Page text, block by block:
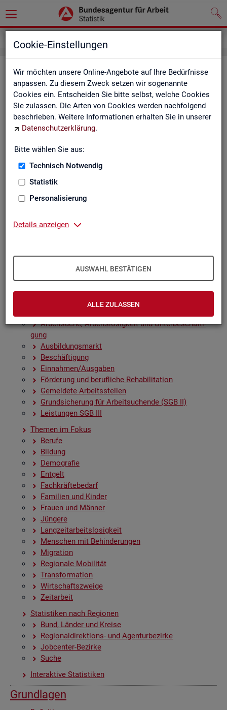
Cookie-Einstellungen
Wir möchten unsere Online-Angebote auf Ihre Bedürfnisse
anpassen. Zu diesem Zweck setzen wir sogenannte
Cookies ein. Entscheiden Sie bitte selbst, welche Cookies
Sie zulassen. Die Arten von Cookies werden nachfolgend
beschrieben. Weitere Informationen erhalten Sie in unserer
Datenschutzerklärung.
Bitte wählen Sie aus:
Technisch Notwendig
Statistik
Personalisierung
Details anzeigen
AUSWAHL BESTÄTIGEN
ALLE ZULASSEN
In­halts­ver­zeich­nis
Sta­tis­ti­ken
Rund­schau Ar­beits­markt
Mo­nats­be­richt
Eck­wer­te des Ar­beits­mark­tes und der Grund­si­che­
rung
Eck­wer­te Ar­beits­markt
Ar­beits­markt in Deutsch­land
Zah­len, Daten, Fak­ten - Struk­tur­da­ten und -in­di­ka­to­
Früh­in­di­ka­to­ren für den Ar­beits­markt
Sai­son­be­rei­nig­te Zeit­rei­hen
Ar­beit­su­che, Ar­beits­lo­sig­keit und Un­ter­be­schäf­ti­
gung
Aus­bil­dungs­markt
Be­schäf­ti­gung
Ein­nah­men/Aus­ga­ben
För­de­rung und be­ruf­li­che Re­ha­bi­li­ta­ti­on
Ge­mel­de­te Ar­beits­stel­len
Grund­si­che­rung für Ar­beit­su­chen­de (SGB II)
Leis­tun­gen SGB III
The­men im Fokus
Be­ru­fe
Bil­dung
De­mo­gra­fie
Ent­gelt
Fach­kräf­te­be­darf
Fa­mi­li­en und Kin­der
Frau­en und Män­ner
Jün­ge­re
Lang­zeit­ar­beits­lo­sig­keit
Men­schen mit Be­hin­de­run­gen
Mi­gra­ti­on
Re­gio­na­le Mo­bi­li­tät
Trans­for­ma­ti­on
Wirt­schafts­zwei­ge
Zeit­ar­beit
Sta­tis­ti­ken nach Re­gio­nen
Bund, Län­der und Krei­se
Re­gio­nal­di­rek­ti­ons- und Agen­tur­be­zir­ke
Job­cen­ter-Be­zir­ke
Suche
In­ter­ak­ti­ve Sta­tis­ti­ken
Grund­la­gen